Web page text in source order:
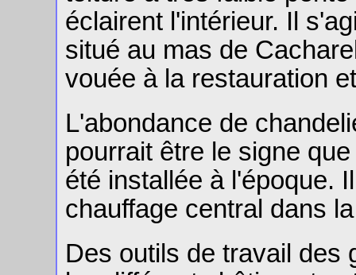
éclairent l'intérieur. Il
situé au mas de
vouée à la restauration
L'abondance de
pourrait être le signe
été installée à l'époque.
chauffage central dans
Des outils de travail des